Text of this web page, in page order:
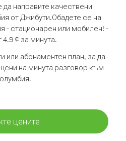
направите качествени
от Джибути.Обадете се на
- стационарен или мобилен! -
4.9 ¢ за минута.
или абонаментен план, за да
на минута разговор към
цените